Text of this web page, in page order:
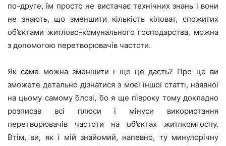
по-друге, їм просто не вистачає технічних знань і вони
не знають, що зменшити кількість кіловат, спожитих
об’єктами житлово-комунального господарства, можна
з допомогою перетворювачів частоти.
Як саме можна зменшити і що це дасть? Про це ви
зможете детально дізнатися з моєї іншої статті, наявної
на цьому самому блозі, бо я ще півроку тому докладно
розписав всі плюси і мінуси використання
перетворювачів частоти на об’єктах житлкомгоспу.
Втім, ви, як і мій знайомий, напевно, ту минулорічну